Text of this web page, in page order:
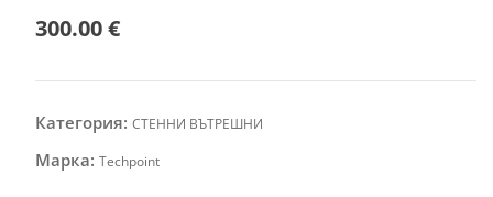
300.00€
Категория: СТЕННИ ВЪТРЕШНИ
Марка: Techpoint